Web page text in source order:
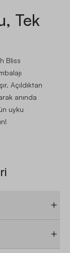
Tek
Bliss
Açıldıktan
anında
uyku